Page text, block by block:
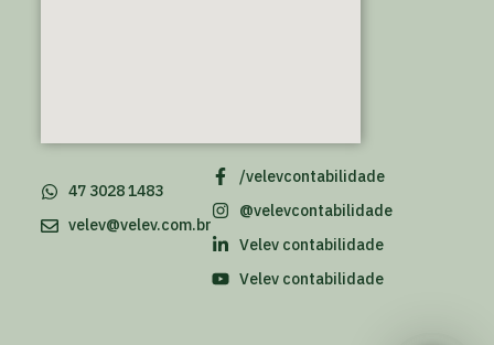
/velevcontabilidade
@velevcontabilidade
Velev contabilidade
Velev contabilidade
47 3028 1483
velev@velev.com.br